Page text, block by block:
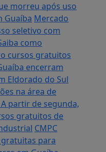
morreu após uso
Guaíba Mercado
seletivo com
como
cursos gratuitos
encerram
Eldorado do Sul
na área de
A partir de segunda,
gratuitos de
CMPC
para